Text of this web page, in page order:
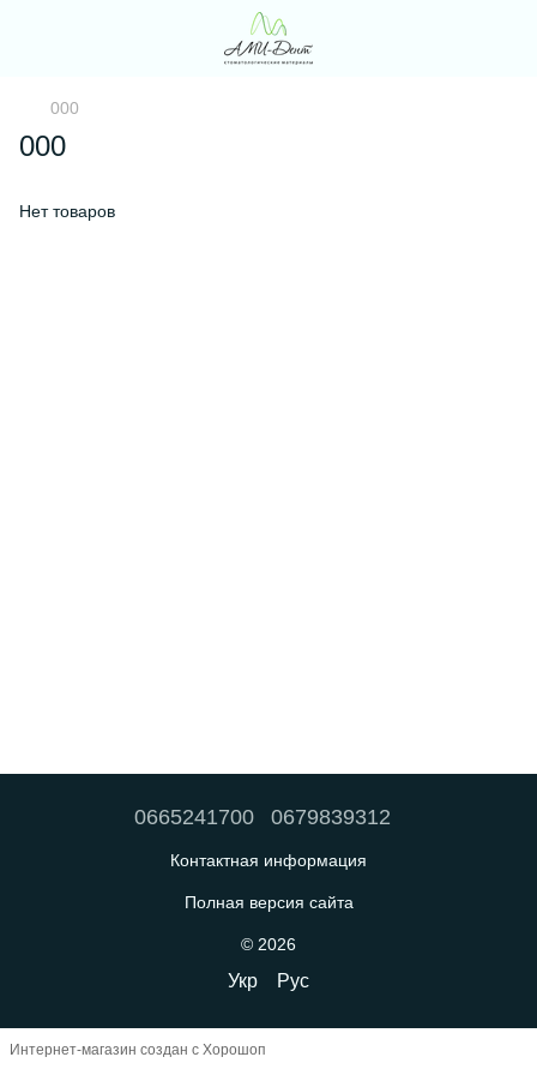
000
000
Нет товаров
0665241700 0679839312
Контактная информация
Полная версия сайта
© 2026
Укр Рус
Интернет-магазин создан с Хорошоп